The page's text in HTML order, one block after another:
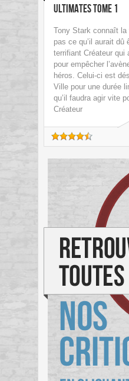
Ultimates Tome 1
Tony Stark connaît la
pas ce qu’il aurait dû
terrifiant Créateur qui
pour empêcher
héros. Celui-ci est
Ville pour une durée
qu’il faudra agir vite
Créateur